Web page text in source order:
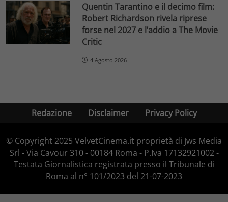
Quentin Tarantino e il decimo film:
Robert Richardson rivela riprese
forse nel 2027 e l’addio a The Movie
Critic
4 Agosto 2026
Redazione Disclaimer Privacy Policy
© Copyright 2025 VelvetCinema.it proprietà di Jws Media
Srl - Via Cavour 310 - 00184 Roma - P.Iva 17132921002 -
Testata Giornalistica registrata presso il Tribunale di
Roma al n° 101/2023 del 21-07-2023